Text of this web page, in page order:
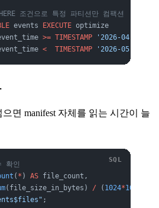
조건으로 특정 파티션만 컴팩션
events EXECUTE optimize
>= TIMESTAMP '2026-04-01
<
  TIMESTAMP
'2026-05-01
면 manifest 자체를 읽는 시간이 늘
확인
( * ) AS file_count,
(file_size_in_bytes) / ( 1024*1024
;